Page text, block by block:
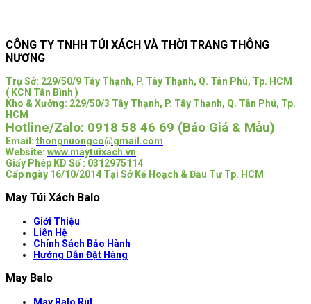
CÔNG TY TNHH TÚI XÁCH VÀ THỜI TRANG THÔNG
NƯƠNG
Trụ Sở: 229/50/9 Tây Thạnh, P. Tây Thạnh, Q. Tân Phú, Tp. HCM
( KCN Tân Bình )
Kho & Xưởng: 229/50/3 Tây Thạnh, P. Tây Thạnh, Q. Tân Phú, Tp.
HCM
Hotline/Zalo: 0918 58 46 69 (Báo Giá & Mẫu)
Email: thongnuongco@gmail.com
Website: www.maytuixach.vn
Giấy Phép KD Số : 0312975114
Cấp ngày 16/10/2014 Tại Sở Kế Hoạch & Đầu Tư Tp. HCM
May Túi Xách Balo
Giới Thiệu
Liên Hệ
Chính Sách Bảo Hành
Hướng Dẫn Đặt Hàng
May Balo
May Balo Rút